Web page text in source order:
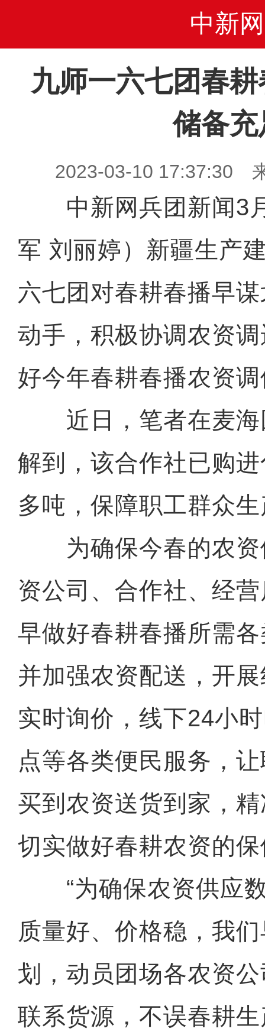
中新网
九师一六七团春
储备充
2023-03-10 17:37:30
中新网兵团新闻3
军 刘丽婷）新疆生产
六七团对春耕春播早
动手，积极协调农资
好今年春耕春播农资
近日，笔者在麦海
解到，该合作社已购
多吨，保障职工群众
为确保今春的农资
资公司、合作社、经
早做好春耕春播所需
并加强农资配送，开
实时询价，线下24小
点等各类便民服务，
买到农资送货到家，
切实做好春耕农资的
“为确保农资供应数
质量好、价格稳，我
划，动员团场各农资
联系货源，不误春耕